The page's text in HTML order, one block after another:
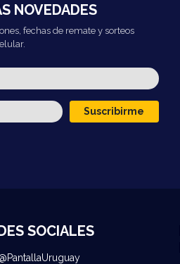
NOVEDADES
fechas de remate y sorteos
Suscribirme
SOCIALES